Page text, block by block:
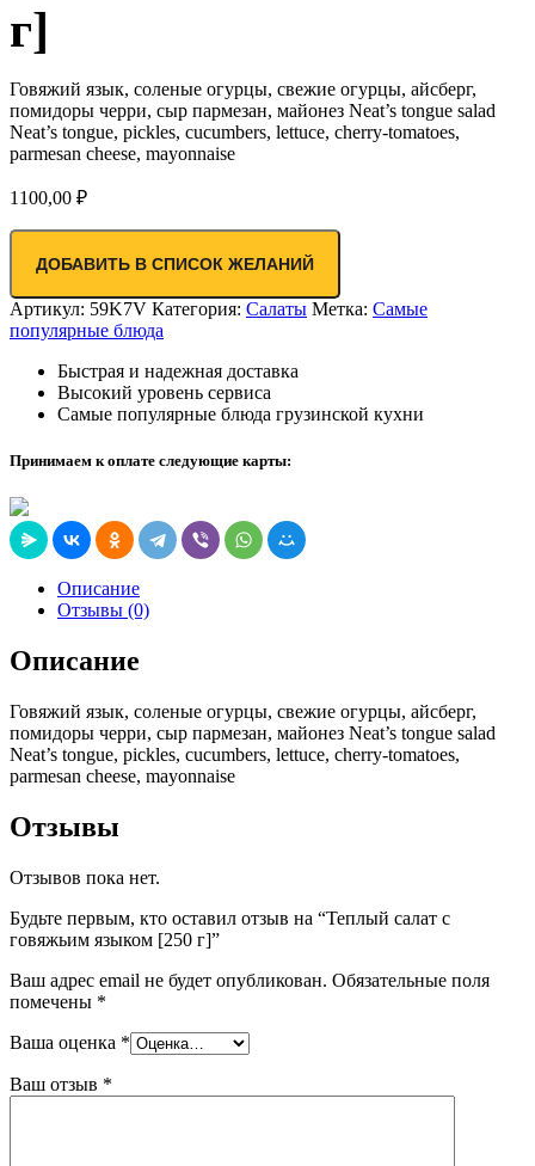
г]
Говяжий язык, соленые огурцы, свежие огурцы, айсберг,
помидоры черри, сыр пармезан, майонез Neat’s tongue salad
Neat’s tongue, pickles, cucumbers, lettuce, cherry-tomatoes,
parmesan cheese, mayonnaise
1100,00 ₽
ДОБАВИТЬ В СПИСОК ЖЕЛАНИЙ
Артикул: 59K7V Категория: Салаты Метка: Самые
популярные блюда
Быстрая и надежная доставка
Высокий уровень сервиса
Самые популярные блюда грузинской кухни
Принимаем к оплате следующие карты:
Описание
Отзывы (0)
Описание
Говяжий язык, соленые огурцы, свежие огурцы, айсберг,
помидоры черри, сыр пармезан, майонез Neat’s tongue salad
Neat’s tongue, pickles, cucumbers, lettuce, cherry-tomatoes,
parmesan cheese, mayonnaise
Отзывы
Отзывов пока нет.
Будьте первым, кто оставил отзыв на “Теплый салат с
говяжьим языком [250 г]”
Ваш адрес email не будет опубликован. Обязательные поля
помечены *
Ваша оценка *
Ваш отзыв *